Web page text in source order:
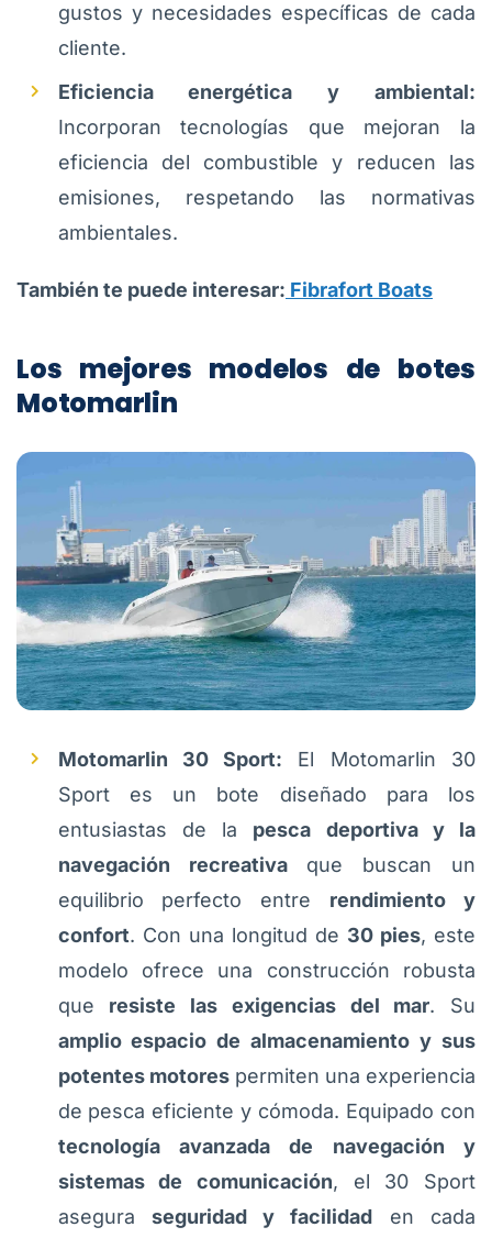
gustos y necesidades específicas de cada
cliente.
Eficiencia energética y ambiental:
Incorporan tecnologías que mejoran la
eficiencia del combustible y reducen las
emisiones, respetando las normativas
ambientales.
También te puede interesar: Fibrafort Boats
Los mejores modelos de botes
Motomarlin
Motomarlin 30 Sport: El Motomarlin 30
Sport es un bote diseñado para los
entusiastas de la pesca deportiva y la
navegación recreativa que buscan un
equilibrio perfecto entre rendimiento y
confort. Con una longitud de 30 pies, este
modelo ofrece una construcción robusta
que resiste las exigencias del mar. Su
amplio espacio de almacenamiento y sus
potentes motorespermiten una experiencia
de pesca eficiente y cómoda. Equipado con
tecnología avanzada de navegación y
sistemas de comunicación, el 30 Sport
asegura seguridad y facilidad en cada